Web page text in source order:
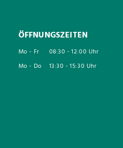
ÖFFNUNGSZEITEN
Mo - Fr
08:30 - 12:00 Uhr
Mo - Do
13:30 - 15:30 Uhr